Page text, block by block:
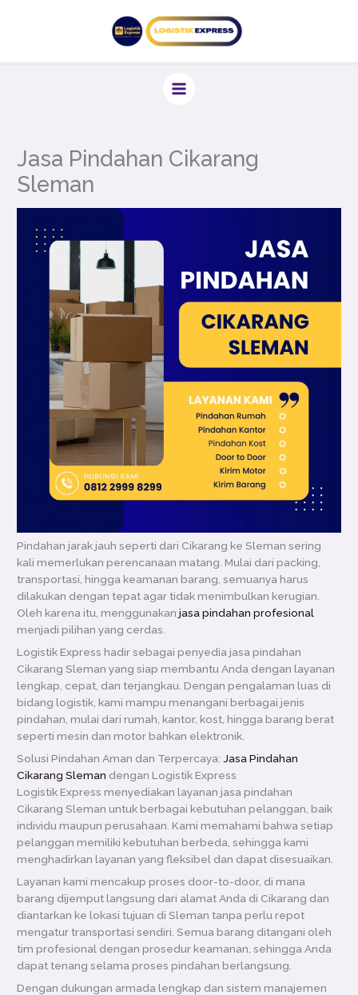
Jasa Pindahan Cikarang
Sleman
Pindahan jarak jauh seperti dari Cikarang ke Sleman sering
kali memerlukan perencanaan matang. Mulai dari packing,
transportasi, hingga keamanan barang, semuanya harus
dilakukan dengan tepat agar tidak menimbulkan kerugian.
Oleh karena itu, menggunakanjasa pindahan profesional
menjadi pilihan yang cerdas.
Logistik Express hadir sebagai penyedia jasa pindahan
Cikarang Sleman yang siap membantu Anda dengan layanan
lengkap, cepat, dan terjangkau. Dengan pengalaman luas di
bidang logistik, kami mampu menangani berbagai jenis
pindahan, mulai dari rumah, kantor, kost, hingga barang berat
seperti mesin dan motor bahkan elektronik.
Solusi Pindahan Aman dan Terpercaya: Jasa Pindahan
Cikarang Sleman dengan Logistik Express
Logistik Express menyediakan layanan jasa pindahan
Cikarang Sleman untuk berbagai kebutuhan pelanggan, baik
individu maupun perusahaan. Kami memahami bahwa setiap
pelanggan memiliki kebutuhan berbeda, sehingga kami
menghadirkan layanan yang fleksibel dan dapat disesuaikan.
Layanan kami mencakup proses door-to-door, di mana
barang dijemput langsung dari alamat Anda di Cikarang dan
diantarkan ke lokasi tujuan di Sleman tanpa perlu repot
mengatur transportasi sendiri. Semua barang ditangani oleh
tim profesional dengan prosedur keamanan, sehingga Anda
dapat tenang selama proses pindahan berlangsung.
Dengan dukungan armada lengkap dan sistem manajemen